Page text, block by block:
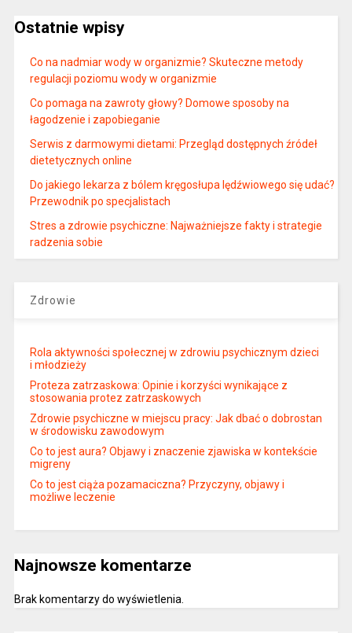
Ostatnie wpisy
Co na nadmiar wody w organizmie? Skuteczne metody
regulacji poziomu wody w organizmie
Co pomaga na zawroty głowy? Domowe sposoby na
łagodzenie i zapobieganie
Serwis z darmowymi dietami: Przegląd dostępnych źródeł
dietetycznych online
Do jakiego lekarza z bólem kręgosłupa lędźwiowego się udać?
Przewodnik po specjalistach
Stres a zdrowie psychiczne: Najważniejsze fakty i strategie
radzenia sobie
Zdrowie
Rola aktywności społecznej w zdrowiu psychicznym dzieci
i młodzieży
Proteza zatrzaskowa: Opinie i korzyści wynikające z
stosowania protez zatrzaskowych
Zdrowie psychiczne w miejscu pracy: Jak dbać o dobrostan
w środowisku zawodowym
Co to jest aura? Objawy i znaczenie zjawiska w kontekście
migreny
Co to jest ciąża pozamaciczna? Przyczyny, objawy i
możliwe leczenie
Najnowsze komentarze
Brak komentarzy do wyświetlenia.